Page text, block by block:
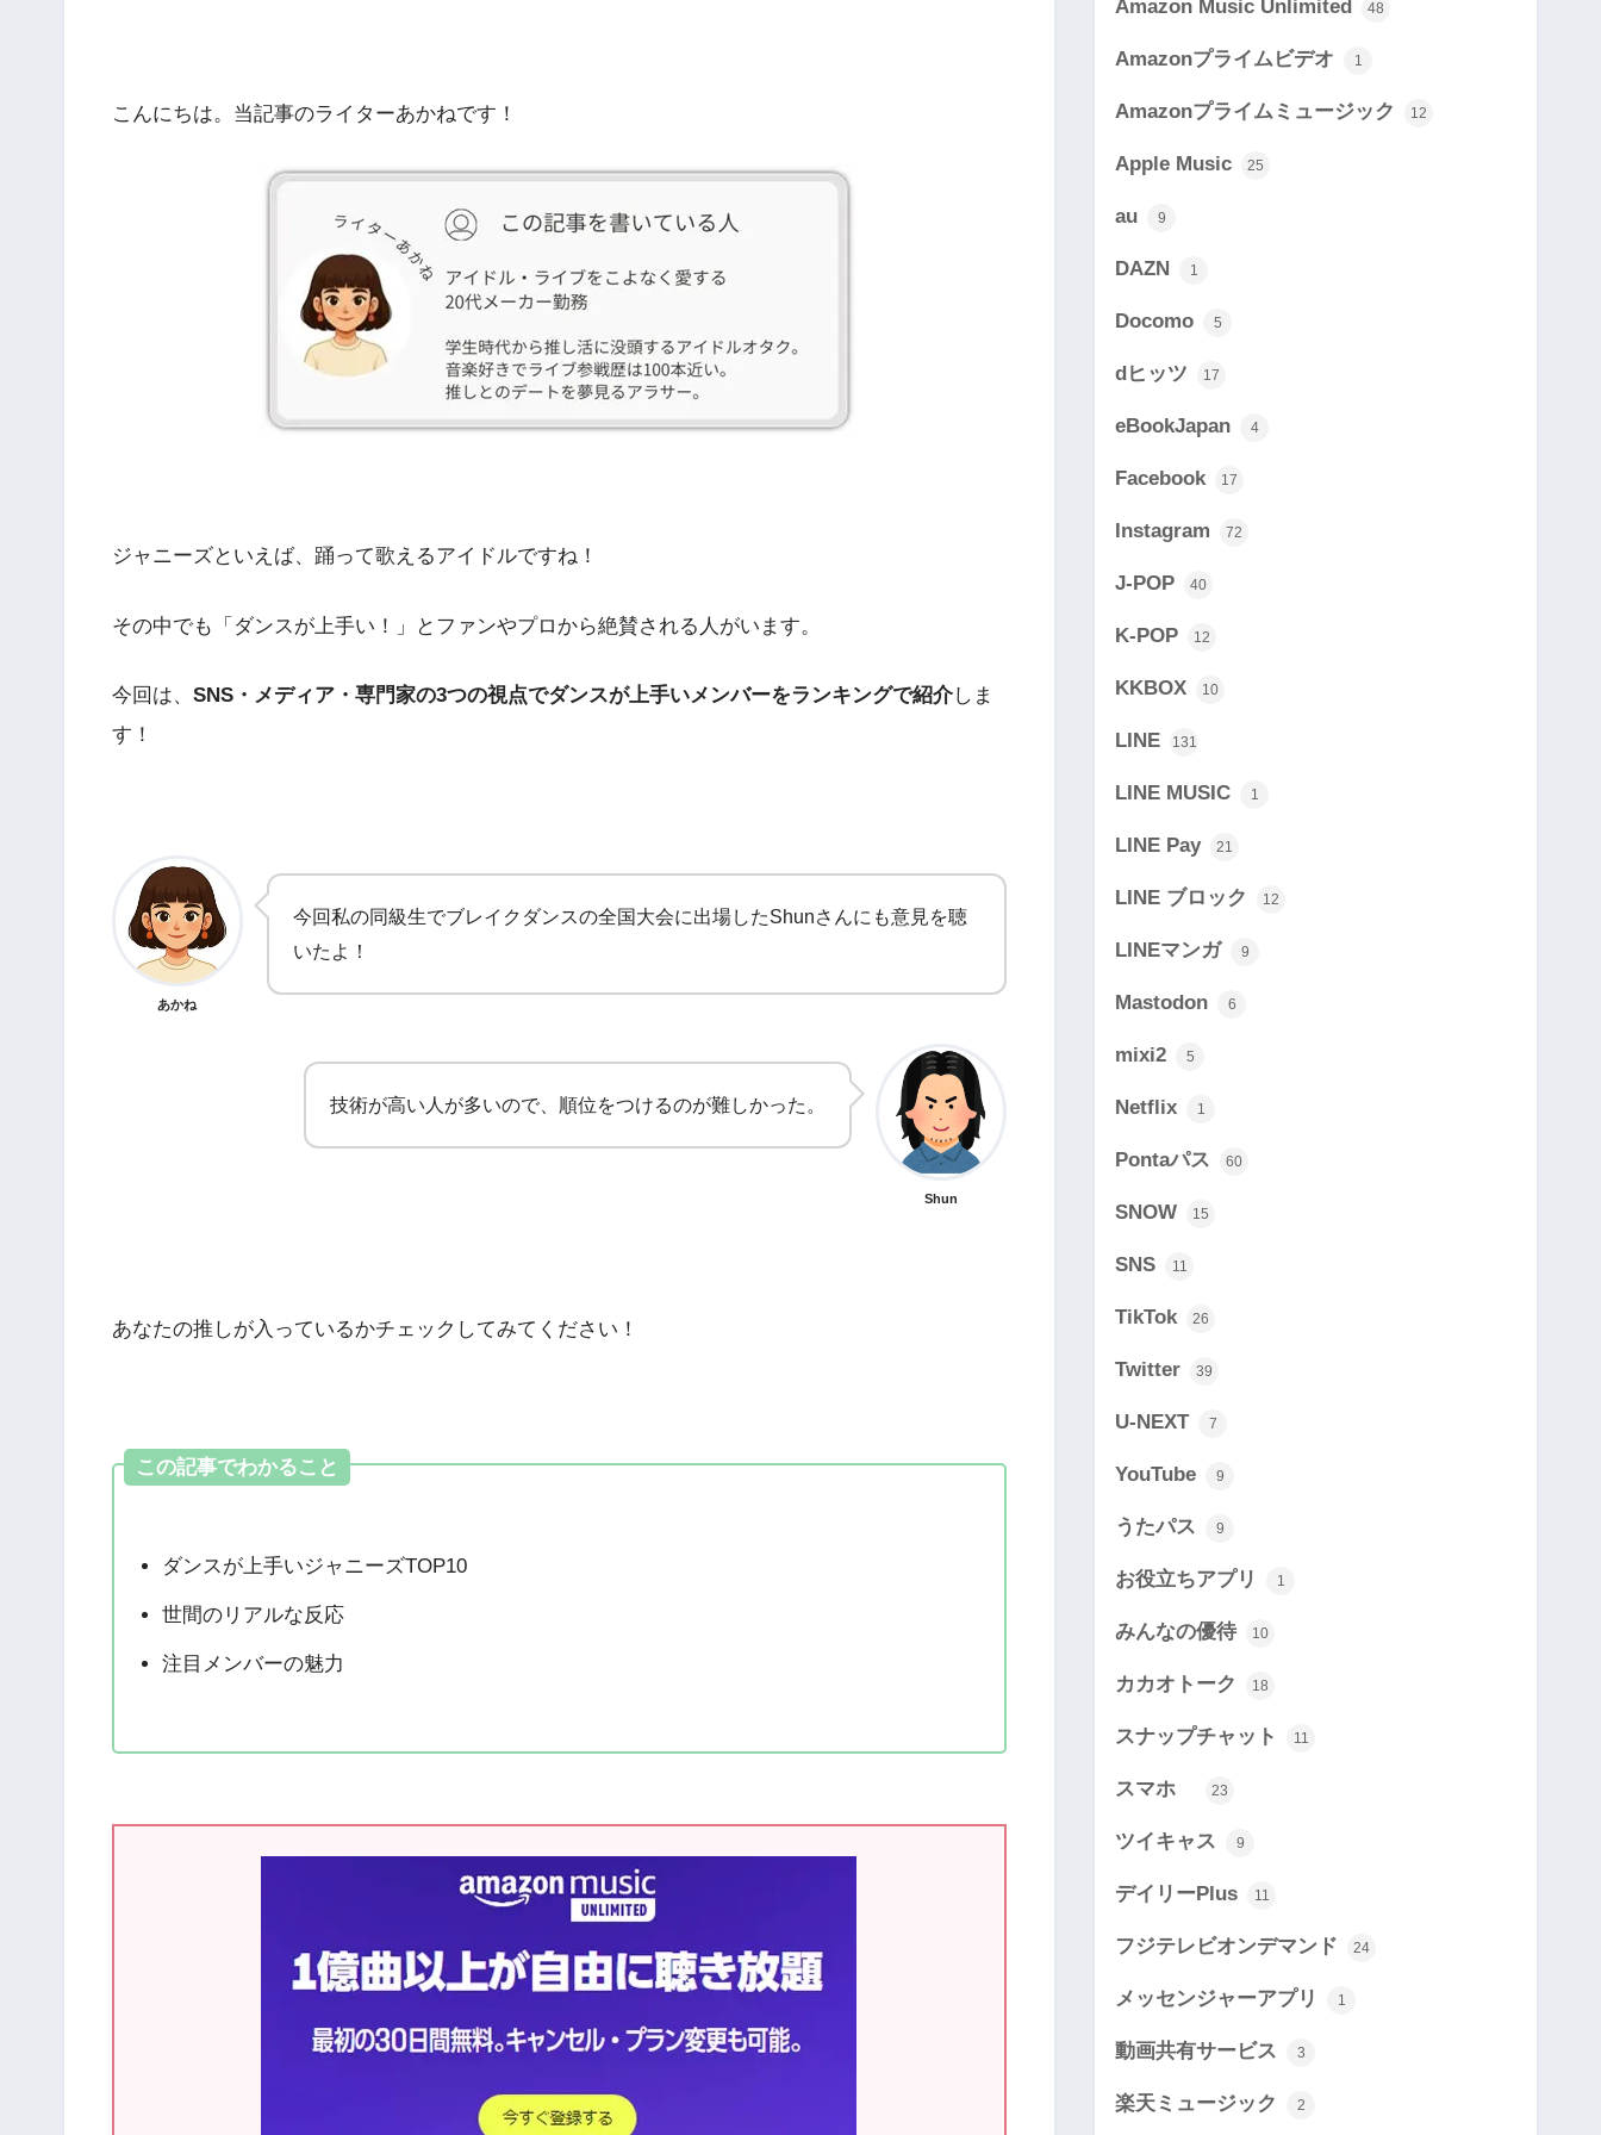
こんにちは。当記事のライターあかねです！
ジャニーズといえば、踊って歌えるアイドルですね！
その中でも「ダンスが上手い！」とファンやプロから絶賛される人がいます。
今回は、 SNS・メディア・専門家の3つの視点でダンスが上手いメンバーをランキングで紹介しま
す！
あかね
今回私の同級生でブレイクダンスの全国大会に出場したShunさんにも意見を聴
いたよ！
技術が高い人が多いので、順位をつけるのが難しかった。
Shun
あなたの推しが入っているかチェックしてみてください！
この記事でわかること
ダンスが上手いジャニーズTOP10
世間のリアルな反応
注目メンバーの魅力
Amazon Music Unlimited 48
Amazonプライムビデオ 1
Amazonプライムミュージック 12
Apple Music 25
au 9
DAZN 1
Docomo 5
dヒッツ 17
eBookJapan 4
Facebook 17
Instagram 72
J-POP 40
K-POP 12
KKBOX 10
LINE 131
LINE MUSIC 1
LINE Pay 21
LINE ブロック 12
LINEマンガ 9
Mastodon 6
mixi2 5
Netflix 1
Pontaパス 60
SNOW 15
SNS 11
TikTok 26
Twitter 39
U-NEXT 7
YouTube 9
うたパス 9
お役立ちアプリ 1
みんなの優待 10
カカオトーク 18
スナップチャット 11
スマホ 23
ツイキャス 9
デイリーPlus 11
フジテレビオンデマンド 24
メッセンジャーアプリ 1
動画共有サービス 3
楽天ミュージック 2